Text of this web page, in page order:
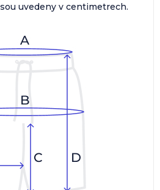
uvedeny v centimetrech.